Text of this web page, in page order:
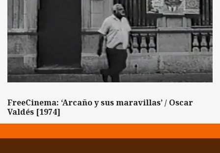
FreeCinema: ‘Arcaño y sus maravillas’ / Oscar
Valdés [1974]